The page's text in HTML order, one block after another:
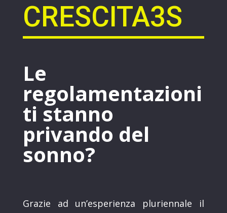
CRESCITA3S
Le
regolamentazioni
ti stanno
privando del
sonno?
Grazie ad un’esperienza pluriennale il